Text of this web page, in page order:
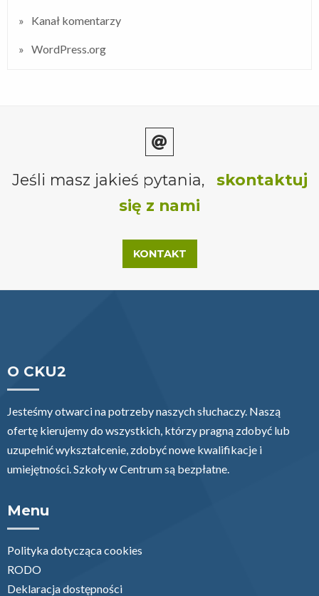
Kanał komentarzy
WordPress.org
Jeśli masz jakieś pytania,
skontaktuj
się z nami
KONTAKT
O CKU2
Jesteśmy otwarci na potrzeby naszych słuchaczy. Naszą
ofertę kierujemy do wszystkich, którzy pragną zdobyć lub
uzupełnić wykształcenie, zdobyć nowe kwalifikacje i
umiejętności. Szkoły w Centrum są bezpłatne.
Menu
Polityka dotycząca cookies
RODO
Deklaracja dostępności